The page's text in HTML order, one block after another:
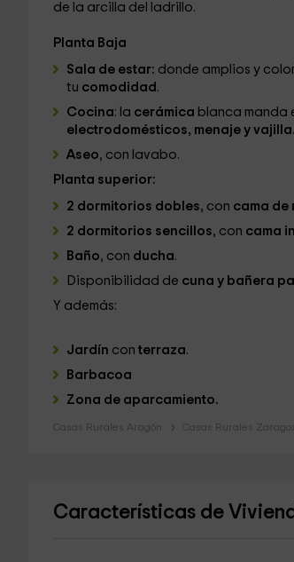
de la arcilla del ladrillo.
Planta Baja
Sala de estar: donde amplios y
tu comodidad .
Cocina: la cerámica blanca manda
electrodomésticos, menaje y vajilla.
Aseo, con lavabo.
Planta superior:
2 dormitorios dobles, con cama de
2 dormitorios sencillos, con cama
Baño, con ducha.
Disponibilidad de cuna y bañera
Y además:
Jardín con terraza.
Barbacoa
Zona de aparcamiento.
Casas Rurales Aragón Casas Rurales
Características de